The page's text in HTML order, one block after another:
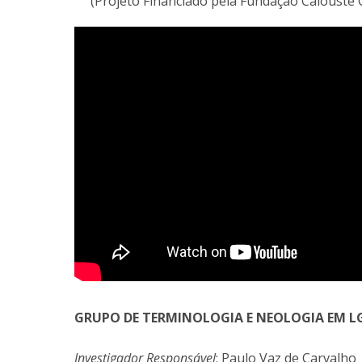
GRUPO DE TERMINOLOGIA E NEOLOGIA EM
Investigador Responsável: Paulo Vaz de Carvalho